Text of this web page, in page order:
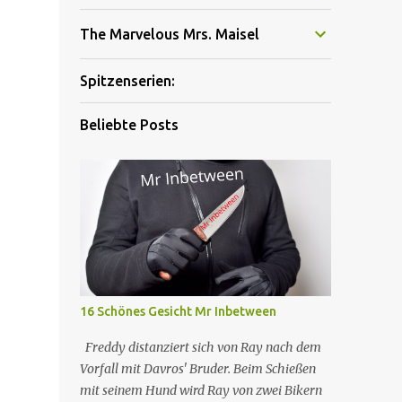
The Marvelous Mrs. Maisel
Spitzenserien:
Beliebte Posts
16 Schönes Gesicht Mr Inbetween
Freddy distanziert sich von Ray nach dem
Vorfall mit Davros' Bruder. Beim Schießen
mit seinem Hund wird Ray von zwei Bikern